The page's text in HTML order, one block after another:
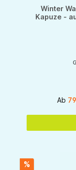
Winter
Kapuze -
Ab
%